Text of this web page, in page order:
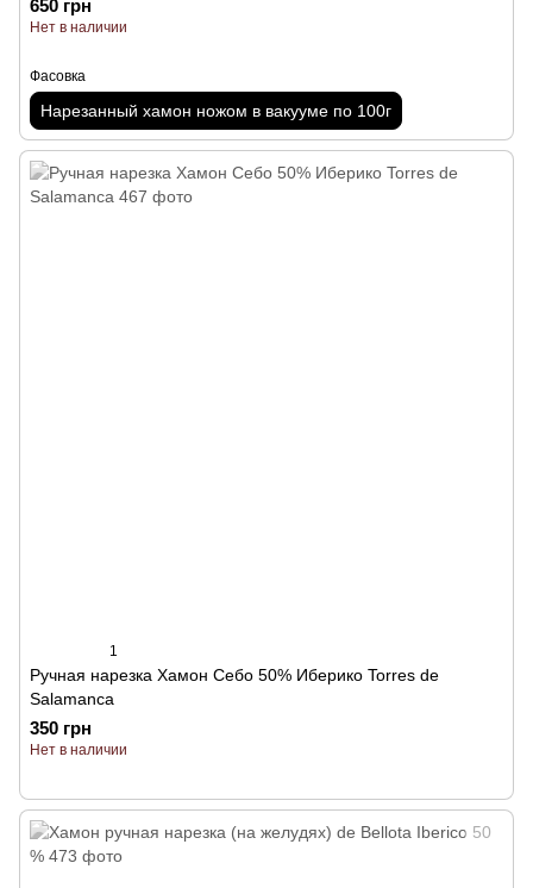
650 грн
Нет в наличии
Фасовка
Нарезанный хамон ножом в вакууме по 100г
1
Ручная нарезка Хамон Себо 50% Иберико Torres de
Salamanca
350 грн
Нет в наличии